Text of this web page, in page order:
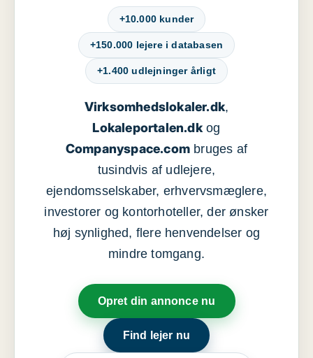
+10.000 kunder
+150.000 lejere i databasen
+1.400 udlejninger årligt
Virksomhedslokaler.dk,
Lokaleportalen.dkog
Companyspace.com bruges af
tusindvis af udlejere,
ejendomsselskaber, erhvervsmæglere,
investorer og kontorhoteller, der ønsker
høj synlighed, flere henvendelser og
mindre tomgang.
Opret din annonce nu
Find lejer nu